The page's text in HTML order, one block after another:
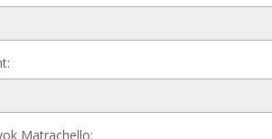
Matrachello: